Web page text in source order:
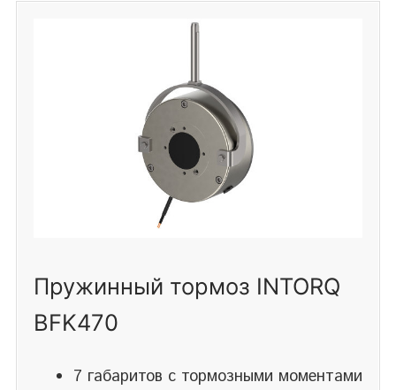
Пружинный тормоз INTORQ
BFK470
7 габаритов с тормозными моментами